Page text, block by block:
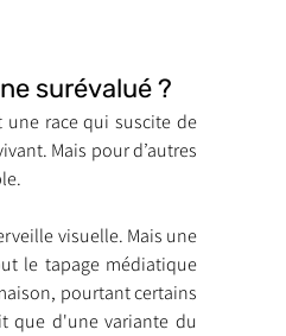
À l'adoption
Conseils
Animaliers
surévalué ?
une race qui suscite de
Mais pour d’autres
visuelle. Mais une
le tapage médiatique
pourtant certains
que d'une variante du